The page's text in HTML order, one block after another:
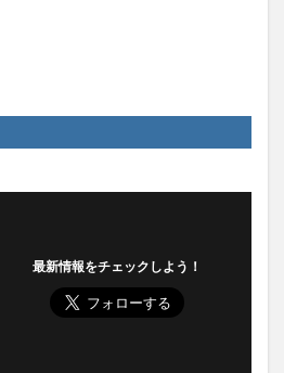
最新情報をチェックしよう！